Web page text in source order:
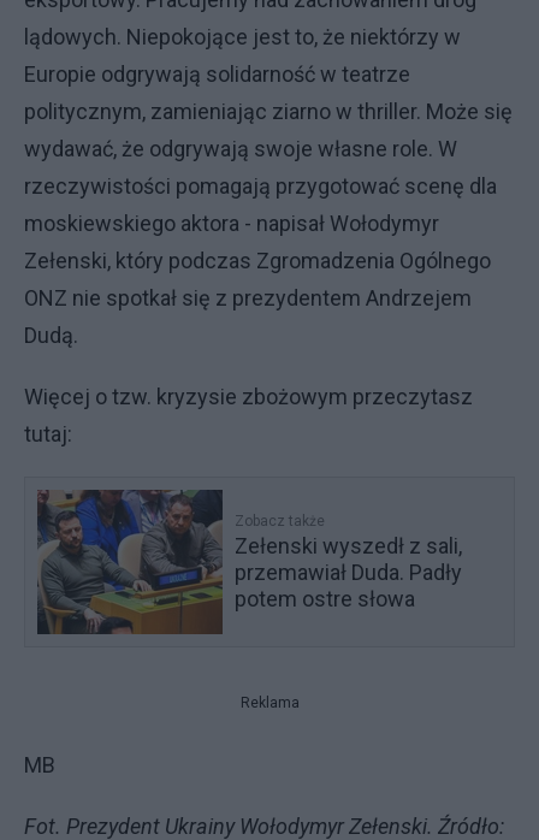
lądowych. Niepokojące jest to, że niektórzy w
Europie odgrywają solidarność w teatrze
politycznym, zamieniając ziarno w thriller. Może się
wydawać, że odgrywają swoje własne role. W
rzeczywistości pomagają przygotować scenę dla
moskiewskiego aktora - napisał Wołodymyr
Zełenski, który podczas Zgromadzenia Ogólnego
ONZ nie spotkał się z prezydentem Andrzejem
Dudą.
Więcej o tzw. kryzysie zbożowym przeczytasz
tutaj:
Zobacz także
Zełenski wyszedł z sali,
przemawiał Duda. Padły
potem ostre słowa
Reklama
MB
Fot. Prezydent Ukrainy Wołodymyr Zełenski. Źródło: